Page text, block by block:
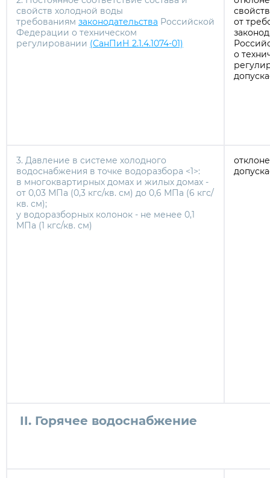
свойств холодной воды
требованиям законодательства Российской
Федерации о техническом
регулировании (СанПиН 2.1.4.1074-01)
от
о
3. Давление в системе холодного
водоснабжения в точке водоразбора <1>:
в многоквартирных домах и жилых домах -
от 0,03 МПа (0,3 кгс/кв. см) до 0,6 МПа (6 кгс/
кв. см);
у водоразборных колонок - не менее 0,1
МПа (1 кгс/кв. см)
II. Горячее водоснабжение